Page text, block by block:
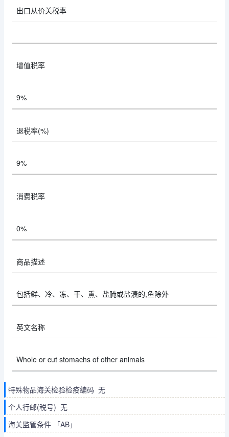
出口从价关税率
增值税率
9%
退税率(%)
9%
消费税率
0%
商品描述
包括鲜、冷、冻、干、熏、盐腌或盐渍的,鱼除外
英文名称
Whole or cut stomachs of other animals
特殊物品海关检验检疫编码 无
个人行邮(税号) 无
海关监管条件 「AB」